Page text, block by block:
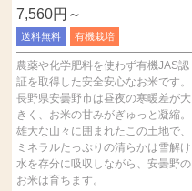
7,560円～
送料無料 有機栽培
農薬や化学肥料を使わず有機JAS認
証を取得した安全安心なお米です。
長野県安曇野市は昼夜の寒暖差が大
きく、お米の甘みがぎゅっと凝縮。
雄大な山々に囲まれたこの土地で、
ミネラルたっぷりの清らかは雪解け
水を存分に吸収しながら、安曇野の
お米は育ちます。